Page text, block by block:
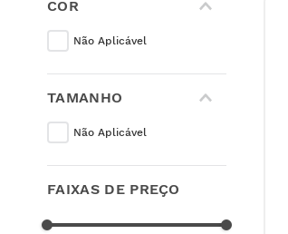
COR
Não Aplicável
TAMANHO
Não Aplicável
FAIXAS DE PREÇO